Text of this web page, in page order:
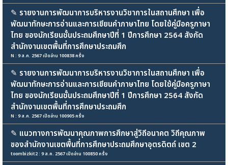
✎ รายงานการพัฒนาการบริหารงานวิชาการในสถานศึกษา เพื่อ
พัฒนาทักษะการอ่านและการเขียนคำภาษาไทย โดยใช้คู่มือครูภาษา
ไทย ของนักเรียนชั้นประถมศึกษาปีที่ 1 ปีการศึกษา 2564 สังกัด
สำนักงานเขตพื้นที่การศึกษาประถมศึก
N : 9 ส.ค. 2567 เปิดอ่าน 100838 ครั้ง
✎ รายงานการพัฒนาการบริหารงานวิชาการในสถานศึกษา เพื่อ
พัฒนาทักษะการอ่านและการเขียนคำภาษาไทย โดยใช้คู่มือครูภาษา
ไทย ของนักเรียนชั้นประถมศึกษาปีที่ 1 ปีการศึกษา 2564 สังกัด
สำนักงานเขตพื้นที่การศึกษาประถมศึก
N : 9 ส.ค. 2567 เปิดอ่าน 100905 ครั้ง
✎ แนวทางการพัฒนาคุณภาพการศึกษาสู่วิถีอนาคต วิถีคุณภาพ
ของสำนักงานเขตพื้นที่การศึกษาประถมศึกษาอุตรดิตถ์ เขต 2
toombizkit2 : 9 ส.ค. 2567 เปิดอ่าน 100850 ครั้ง